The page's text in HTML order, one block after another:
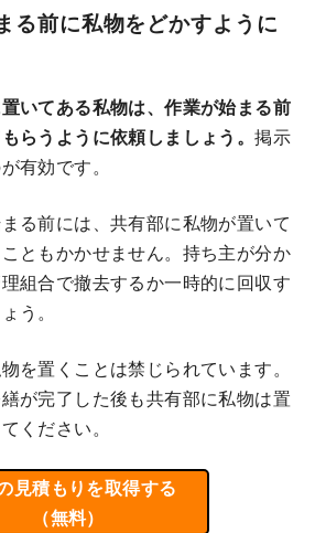
る前に私物をどかすように
いてある私物は、作業が始まる前
らうように依頼しましょう。掲示
有効です。
る前には、共有部に私物が置いて
ともかかせません。持ち主が分か
組合で撤去するか一時的に回収す
う。
を置くことは禁じられています。
が完了した後も共有部に私物は置
ください。
見積もりを取得する
（無料）